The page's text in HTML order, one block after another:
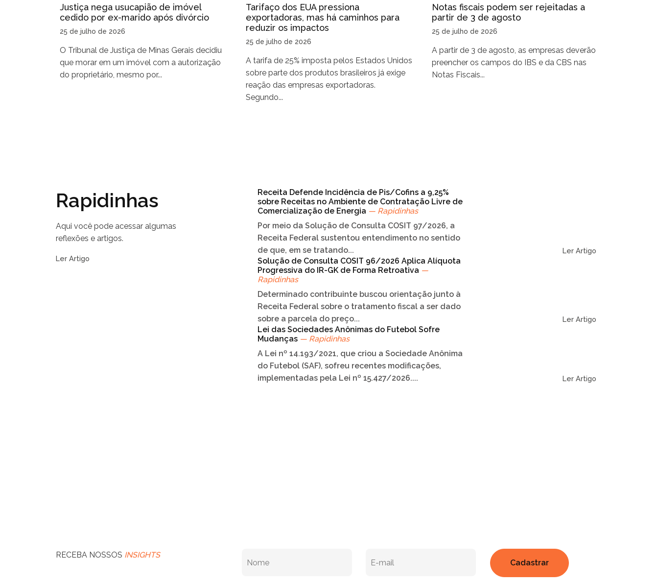
Justiça nega usucapião de imóvel
cedido por ex-marido após divórcio
25 de julho de 2026
O Tribunal de Justiça de Minas Gerais decidiu
que morar em um imóvel com a autorização
do proprietário, mesmo por...
Tarifaço dos EUA pressiona
exportadoras, mas há caminhos para
reduzir os impactos
25 de julho de 2026
A tarifa de 25% imposta pelos Estados Unidos
sobre parte dos produtos brasileiros já exige
reação das empresas exportadoras.
Segundo...
Notas fiscais podem ser rejeitadas a
partir de 3 de agosto
25 de julho de 2026
A partir de 3 de agosto, as empresas deverão
preencher os campos do IBS e da CBS nas
Notas Fiscais...
Rapidinhas
Aqui você pode acessar algumas
reflexões e artigos.
Ler Artigo
Receita Defende Incidência de Pis/Cofins a 9,25%
sobre Receitas no Ambiente de Contratação Livre de
Comercialização de Energia — Rapidinhas
Por meio da Solução de Consulta COSIT 97/2026, a
Receita Federal sustentou entendimento no sentido
de que, em se tratando...
Ler Artigo
Solução de Consulta COSIT 96/2026 Aplica Alíquota
Progressiva do IR-GK de Forma Retroativa —
Rapidinhas
Determinado contribuinte buscou orientação junto à
Receita Federal sobre o tratamento fiscal a ser dado
sobre a parcela do preço...
Ler Artigo
Lei das Sociedades Anônimas do Futebol Sofre
Mudanças — Rapidinhas
A Lei nº 14.193/2021, que criou a Sociedade Anônima
do Futebol (SAF), sofreu recentes modificações,
implementadas pela Lei nº 15.427/2026....
Ler Artigo
RECEBA NOSSOS INSIGHTS